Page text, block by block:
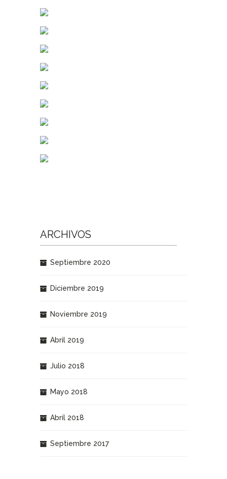
ARCHIVOS
Septiembre 2020
Diciembre 2019
Noviembre 2019
Abril 2019
Julio 2018
Mayo 2018
Abril 2018
Septiembre 2017